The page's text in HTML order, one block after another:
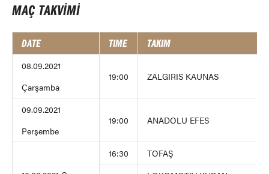
MAÇ TAKVİMİ
DATE TIME TAKIM
08.09.2021
Çarşamba
19:00 ZALGIRIS KAUNAS
09.09.2021
Perşembe
19:00 ANADOLU EFES
16:30 TOFAŞ